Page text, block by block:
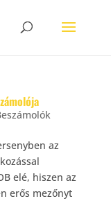
az
elé, hiszen az
erős mezőnyt